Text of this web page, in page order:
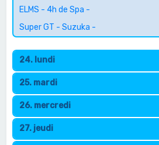
ELMS - 4h de Spa -
Super GT - Suzuka -
24. lundi
25. mardi
26. mercredi
27. jeudi